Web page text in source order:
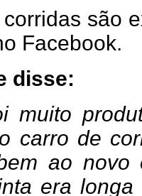
corridas são
Facebook.
disse:
muito
carro de
ao novo
era